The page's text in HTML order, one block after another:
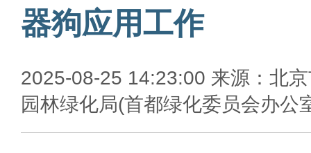
器狗应用工作
2025-08-25 14:23:00 来源：北
园林绿化局(首都绿化委员会办公